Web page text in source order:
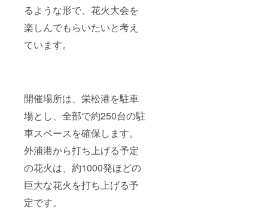
るような形で、花火大会を
楽しんでもらいたいと考え
ています。
開催場所は、栄松港を駐車
場とし、全部で約250台の駐
車スペースを確保します。
外浦港から打ち上げる予定
の花火は、約1000発ほどの
巨大な花火を打ち上げる予
定です。